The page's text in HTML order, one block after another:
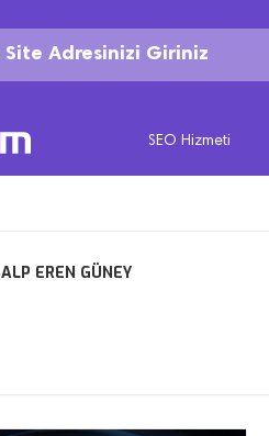
SEO Hizmeti
ALP EREN GÜNEY